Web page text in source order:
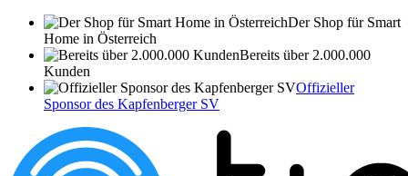
Der Shop für Smart
Home in Österreich
Bereits über 2.000.000
Kunden
Offizieller
Sponsor des Kapfenberger SV